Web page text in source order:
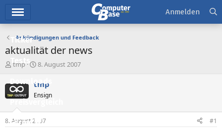
Ticker
Tests
Downloads
Preisvergleich
Forum
Anmelden
Ankündigungen und Feedback
aktualität der news
E
s
t
e
l
e
tmp
E
s
e
t
8. August 2007
tmp
Ensign
8. August 2007 #1